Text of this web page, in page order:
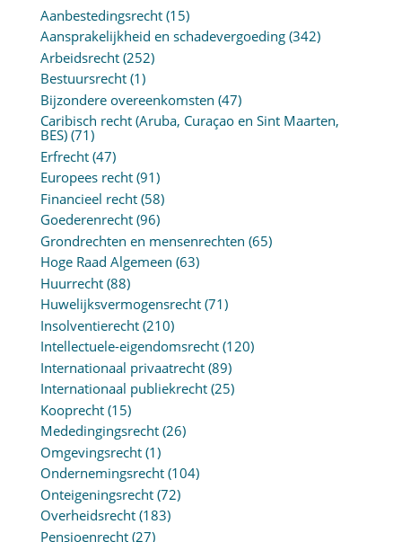
Aanbestedingsrecht(15)
Aansprakelijkheid en schadevergoeding(342)
Arbeidsrecht(252)
Bestuursrecht(1)
Bijzondere overeenkomsten (47)
Caribisch recht (Aruba, Curaçao en Sint Maarten,
BES)(71)
Erfrecht(47)
Europees recht(91)
Financieel recht(58)
Goederenrecht(96)
Grondrechten en mensenrechten (65)
Hoge Raad Algemeen (63)
Huurrecht(88)
Huwelijksvermogensrecht(71)
Insolventierecht(210)
Intellectuele-eigendomsrecht(120)
Internationaal privaatrecht(89)
Internationaal publiekrecht(25)
Kooprecht(15)
Mededingingsrecht(26)
Omgevingsrecht(1)
Ondernemingsrecht(104)
Onteigeningsrecht(72)
Overheidsrecht(183)
Pensioenrecht(27)